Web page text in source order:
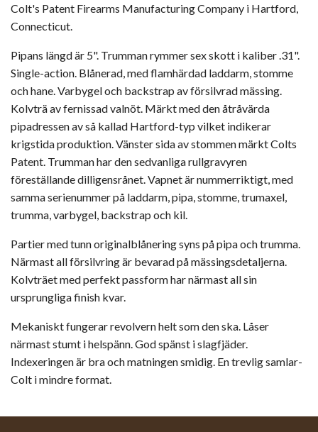
Colt's Patent Firearms Manufacturing Company i Hartford,
Connecticut.
Pipans längd är 5". Trumman rymmer sex skott i kaliber .31".
Single-action. Blånerad, med flamhärdad laddarm, stomme
och hane. Varbygel och backstrap av försilvrad mässing.
Kolvträ av fernissad valnöt. Märkt med den åtråvärda
pipadressen av så kallad Hartford-typ vilket indikerar
krigstida produktion. Vänster sida av stommen märkt Colts
Patent. Trumman har den sedvanliga rullgravyren
föreställande dilligensrånet. Vapnet är nummerriktigt, med
samma serienummer på laddarm, pipa, stomme, trumaxel,
trumma, varbygel, backstrap och kil.
Partier med tunn originalblånering syns på pipa och trumma.
Närmast all försilvring är bevarad på mässingsdetaljerna.
Kolvträet med perfekt passform har närmast all sin
ursprungliga finish kvar.
Mekaniskt fungerar revolvern helt som den ska. Låser
närmast stumt i helspänn. God spänst i slagfjäder.
Indexeringen är bra och matningen smidig. En trevlig samlar-
Colt i mindre format.